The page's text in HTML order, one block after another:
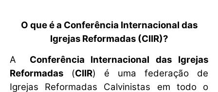
O que é a Conferência Internacional das
Igrejas Reformadas (CIIR)?
A Conferência Internacional das Igrejas
Reformadas (CIIR) é uma federação de
Igrejas Reformadas Calvinistas em todo o